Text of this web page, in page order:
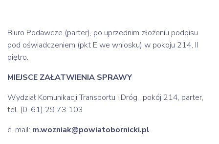
Biuro Podawcze (parter), po uprzednim złożeniu podpisu
pod oświadczeniem (pkt E we wniosku) w pokoju 214, II
piętro.
MIEJSCE ZAŁATWIENIA SPRAWY
Wydział Komunikacji Transportu i Dróg , pokój 214, parter,
tel. (0-61) 29 73 103
e-mail: m.wozniak@powiatobornicki.pl